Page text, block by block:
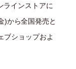
ラインストアに
)から全国発売と
ショップおよ